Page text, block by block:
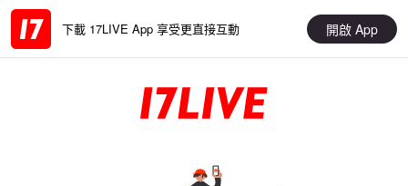
下載 17LIVE App 享受更直接互動 開啟 App